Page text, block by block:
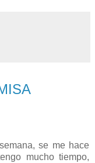
se me hace
mucho tiempo,